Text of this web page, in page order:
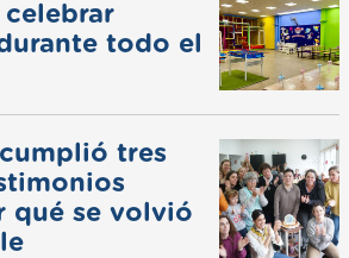
celebrar
todo el
tres
qué se volvió